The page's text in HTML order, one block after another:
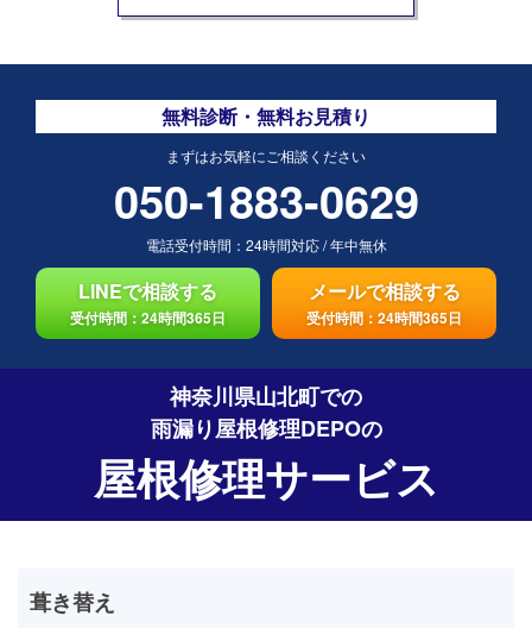
無料診断・無料お見積り
まずはお気軽にご相談ください
050-1883-0629
電話受付時間： 24時間対応/年中無休
LINEで相談する
受付時間：24時間365日
メールで相談する
受付時間：24時間365日
神奈川県山北町での
雨漏り屋根修理DEPOの
屋根修理サービス
葺き替え